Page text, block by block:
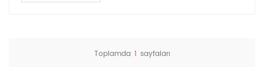
Toplamda 1 sayfaları